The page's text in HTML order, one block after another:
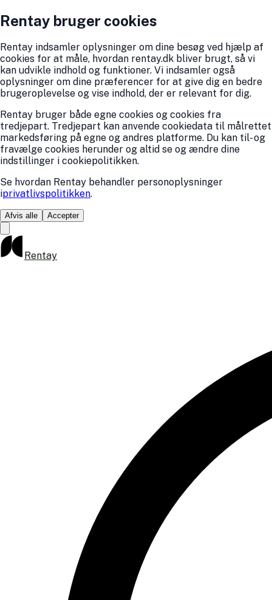
Rentay bruger cookies
Rentay indsamler oplysninger om dine besøg ved hjælp af
cookies for at måle, hvordan rentay.dk bliver brugt, så vi
kan udvikle indhold og funktioner. Vi indsamler også
oplysninger om dine præferencer for at give dig en bedre
brugeroplevelse og vise indhold, der er relevant for dig.
Rentay bruger både egne cookies og cookies fra
tredjepart. Tredjepart kan anvende cookiedata til målrettet
markedsføring på egne og andres platforme. Du kan til- og
fravælge cookies herunder og altid se og ændre dine
indstillinger i cookiepolitikken.
Se hvordan Rentay behandler personoplysninger
iprivatlivspolitikken.
Afvis alle Accepter
Rentay